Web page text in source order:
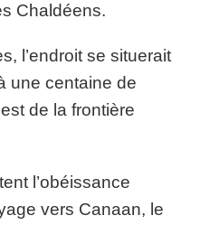
Chaldéens.
l’endroit se situerait
une centaine de
de la frontière
l’obéissance
vers Canaan, le